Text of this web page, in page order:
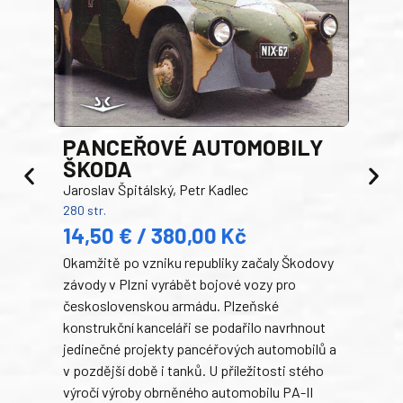
PANCEŘOVÉ AUTOMOBILY
ŠKODA
Jaroslav Špitálský, Petr Kadlec
280 str.
14,50 € / 380,00 Kč
Okamžitě po vzniku republiky začaly Škodovy
závody v Plzni vyrábět bojové vozy pro
československou armádu. Plzeňské
konstrukční kanceláři se podařilo navrhnout
jedinečné projekty pancéřových automobilů a
v pozdější době i tanků. U příležitosti stého
výročí výroby obrněného automobilu PA-II